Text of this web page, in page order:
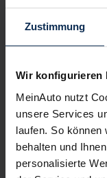
Zustimmung
Wir konfigurieren
MeinAuto nutzt
unsere Services
laufen. So können
behalten und
personalisierte
Testberichte